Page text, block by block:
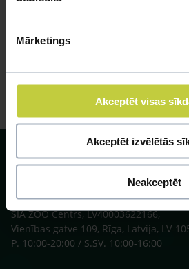
Mārketings
Akceptēt visas
Akceptēt izvēlētās
Neakceptēt
Atbild Veterinārārsts,
SIA ZOO Centrs, LV40003622166,
Vienības gatve 109, Rīga, Latvija, LV-
P. 10:00-20:00 / S.SV. 10:00-16:00